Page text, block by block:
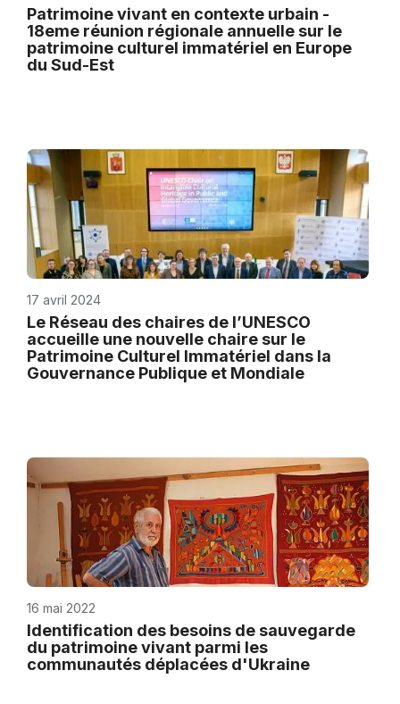
Patrimoine vivant en contexte urbain -
18eme réunion régionale annuelle sur le
patrimoine culturel immatériel en Europe
du Sud-Est
17 avril 2024
Le Réseau des chaires de l’UNESCO
accueille une nouvelle chaire sur le
Patrimoine Culturel Immatériel dans la
Gouvernance Publique et Mondiale
16 mai 2022
Identification des besoins de sauvegarde
du patrimoine vivant parmi les
communautés déplacées d'Ukraine